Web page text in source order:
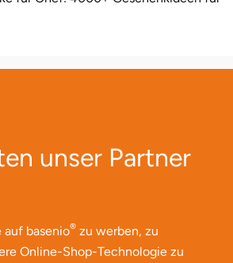
unser Partner
auf basenio® zu werben, zu
Online-Shop-Technologie zu